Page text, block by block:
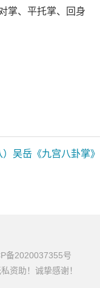
掌、平托掌、回身
吴岳《九宫八卦掌》
备2020037355号
资助！诚挚感谢！